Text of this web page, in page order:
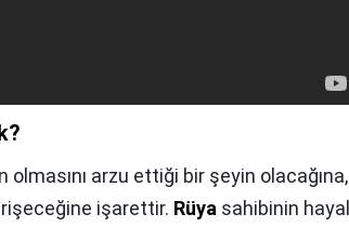
olmasını arzu ettiği bir şeyin olacağına,
işarettir. Rüya sahibinin hayal